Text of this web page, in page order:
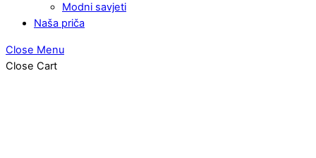
Modni savjeti
Naša priča
Close Menu
Close Cart